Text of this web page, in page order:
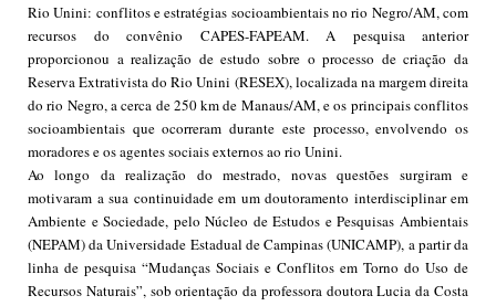
Rio Unini: conflitos e estratégias socioambientais no rio Negro/AM, com
recursos do convênio CAPES-FAPEAM. A pesquisa anterior
proporcionou a realização de estudo sobre o processo de criação da
Reserva Extrativista do Rio Unini (RESEX), localizada na margem direita
do rio Negro, a cerca de 250 km de Manaus/AM, e os principais conflitos
socioambientais que ocorreram durante este processo, envolvendo os
moradores e os agentes sociais externos ao rio Unini.
Ao longo da realização do mestrado, novas questões surgiram e
motivaram a sua continuidade em um doutoramento interdisciplinar em
Ambiente e Sociedade, pelo Núcleo de Estudos e Pesquisas Ambientais
(NEPAM) da Universidade Estadual de Campinas (UNICAMP), a partir da
linha de pesquisa “Mudanças Sociais e Conflitos em Torno do Uso de
Recursos Naturais”, sob orientação da professora doutora Lucia da Costa